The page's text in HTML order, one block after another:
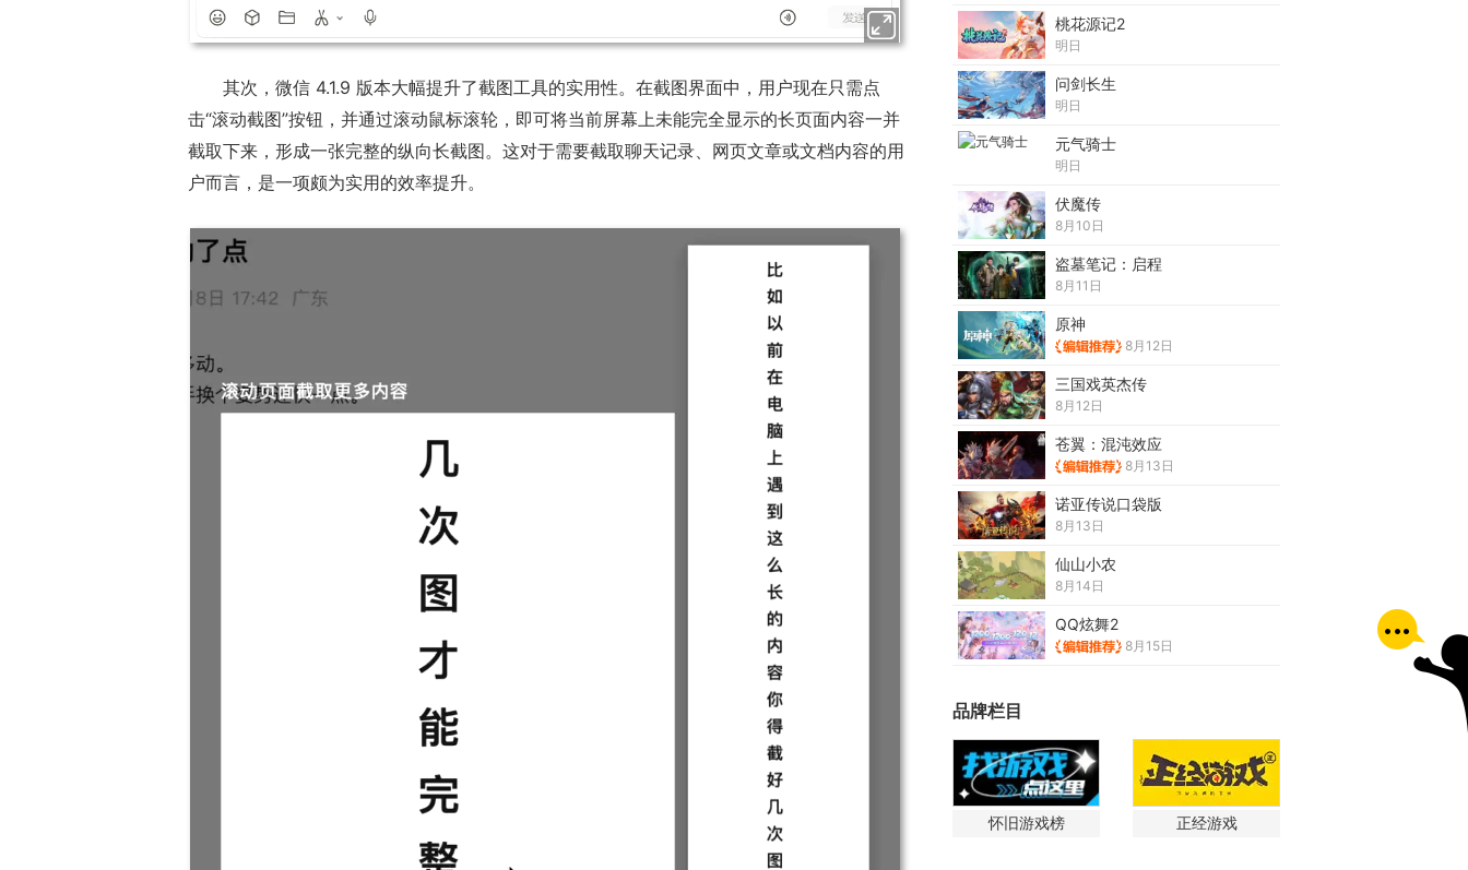
其次，微信 4.1.9 版本大幅提升了截图工具的实用性。在截图界面中，用户现在只需点
击“滚动截图”按钮，并通过滚动鼠标滚轮，即可将当前屏幕上未能完全显示的长页面内容一并
截取下来，形成一张完整的纵向长截图。这对于需要截取聊天记录、网页文章或文档内容的用
户而言，是一项颇为实用的效率提升。
桃花源记2
明日
问剑长生
明日
元气骑士
明日
伏魔传
8月10日
盗墓笔记：启程
8月11日
原神
8月12日
三国戏英杰传
8月12日
苍翼：混沌效应
8月13日
诺亚传说口袋版
8月13日
仙山小农
8月14日
QQ炫舞2
8月15日
品牌栏目
怀旧游戏榜 正经游戏